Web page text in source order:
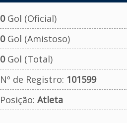
0Gol (Oficial)
0Gol (Amistoso)
0Gol (Total)
Nº de Registro: 101599
Posição: Atleta